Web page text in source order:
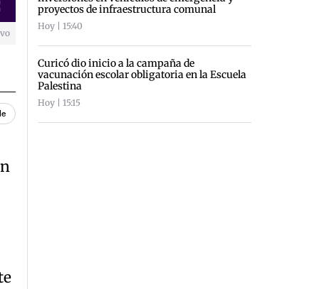
proyectos de infraestructura comunal
Hoy | 15:40
Curicó dio inicio a la campaña de
vacunación escolar obligatoria en la Escuela
Palestina
Hoy | 15:15